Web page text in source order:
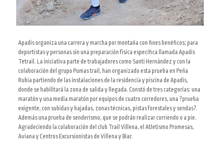
Apadis organiza una carrera y marcha por montaña con fines benéficos; para
deportistas y personas sin una preparación física específica llamada Apadis
Tetrail. La iniciativa parte de trabajadores como Santi Hernández y con la
colaboración del grupo Pumas trail, han organizado esta prueba en Peña
Rubia partiendo de las instalaciones de la residencia y piscina de Apadis,
donde se habilitará la zona de salida y llegada. Constó de tres categorías: una
maratón y una media maratón por equipos de cuatro corredores, una ?prueba
exigente, con subidas y bajadas, zonas técnicas, pistas forestales y sendas?.
Además una prueba de senderismo, que se podrán realizar corriendo o a pie.
Agradeciendo la colaboración del club Trail Villena, el Atletismo Promesas,
Aviana y Centros Excursionistas de Villena y Biar.